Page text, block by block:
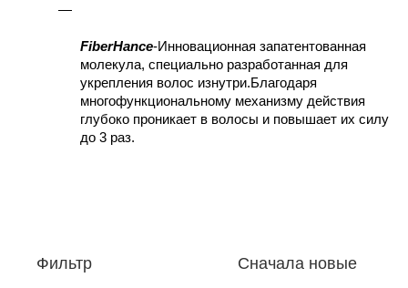
FiberHance-Инновационная запатентованная
молекула, специально разработанная для
укрепления волос изнутри.Благодаря
многофункциональному механизму действия
глубоко проникает в волосы и повышает их силу
до 3 раз.
Фильтр Сначала новые